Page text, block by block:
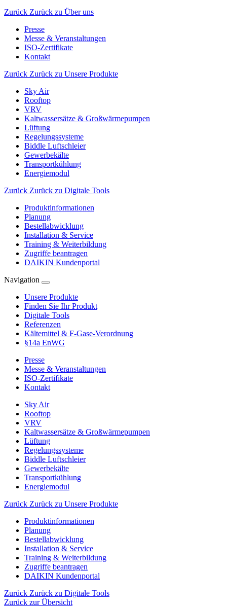
Zurück Zurück zu Über uns
Presse
Messe & Veranstaltungen
ISO-Zertifikate
Kontakt
Zurück Zurück zu Unsere Produkte
Sky Air
Rooftop
VRV
Kaltwassersätze & Großwärmepumpen
Lüftung
Regelungssysteme
Biddle Luftschleier
Gewerbekälte
Transportkühlung
Energiemodul
Zurück Zurück zu Digitale Tools
Produktinformationen
Planung
Bestellabwicklung
Installation & Service
Training & Weiterbildung
Zugriffe beantragen
DAIKIN Kundenportal
Navigation
Unsere Produkte
Finden Sie Ihr Produkt
Digitale Tools
Referenzen
Kältemittel & F-Gase-Verordnung
§14a EnWG
Presse
Messe & Veranstaltungen
ISO-Zertifikate
Kontakt
Sky Air
Rooftop
VRV
Kaltwassersätze & Großwärmepumpen
Lüftung
Regelungssysteme
Biddle Luftschleier
Gewerbekälte
Transportkühlung
Energiemodul
Zurück Zurück zu Unsere Produkte
Produktinformationen
Planung
Bestellabwicklung
Installation & Service
Training & Weiterbildung
Zugriffe beantragen
DAIKIN Kundenportal
Zurück Zurück zu Digitale Tools
Zurück zur Übersicht